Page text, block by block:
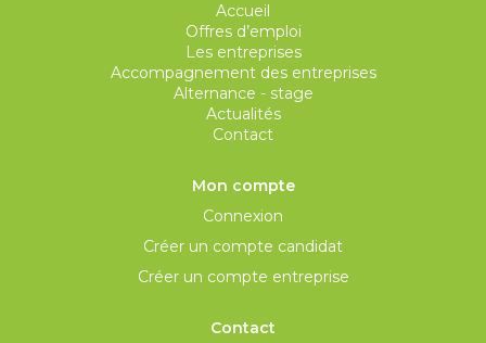
Accueil
Offres d’emploi
Les entreprises
Accompagnement des entreprises
Alternance - stage
Actualités
Contact
Mon compte
Connexion
Créer un compte candidat
Créer un compte entreprise
Contact